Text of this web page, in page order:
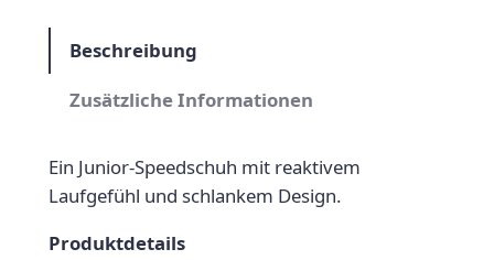
Z
V
a
p
Beschreibung
Zusätzliche Informationen
Ein Junior-Speedschuh mit reaktivem
Laufgefühl und schlankem Design.
Produktdetails